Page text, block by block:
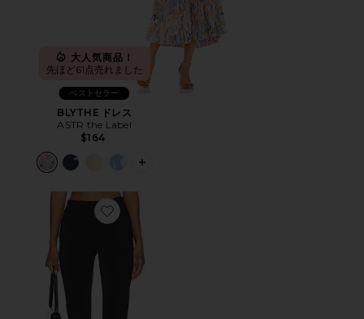
大人気商品！
先ほど61点売れました
ベストセラー
BLYTHE ドレス
ASTR the Label
$164
PLUS ICON TO SEE MORE OPTIONS
Favorite カプリパンツ